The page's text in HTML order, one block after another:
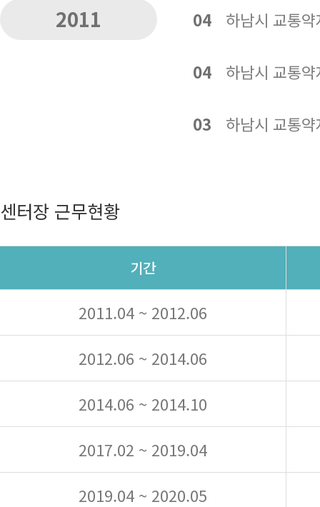
2011
04 하남시 교통
04 하남시 교통
03 하남시 교통
센터장 근무현황
기간
2011.04 ~ 2012.06
2012.06 ~ 2014.06
2014.06 ~ 2014.10
2017.02 ~ 2019.04
2019.04 ~ 2020.05